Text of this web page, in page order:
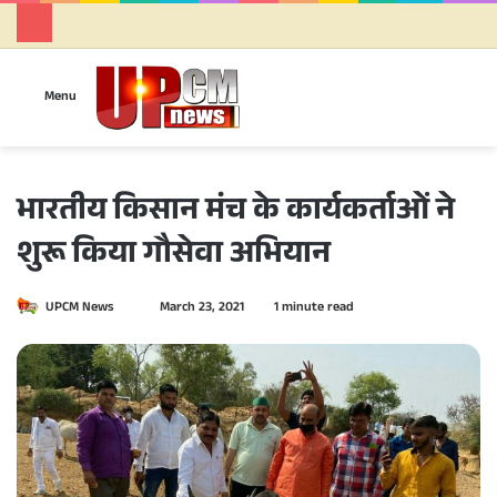
Menu
भारतीय किसान मंच के कार्यकर्ताओं ने
शुरू किया गौसेवा अभियान
UPCM News
n
d
a
n
e
March 23, 2021 1 minute read